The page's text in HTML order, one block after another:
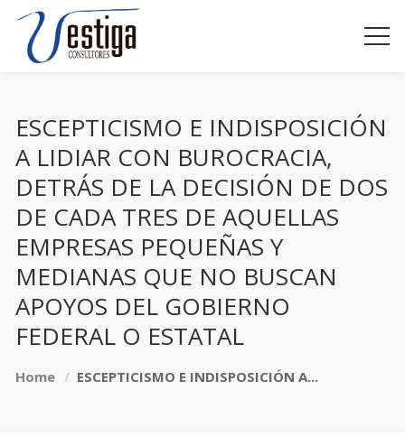
ESCEPTICISMO E INDISPOSICIÓN
A LIDIAR CON BUROCRACIA,
DETRÁS DE LA DECISIÓN DE DOS
DE CADA TRES DE AQUELLAS
EMPRESAS PEQUEÑAS Y
MEDIANAS QUE NO BUSCAN
APOYOS DEL GOBIERNO
FEDERAL O ESTATAL
Home ESCEPTICISMO E INDISPOSICIÓN A...